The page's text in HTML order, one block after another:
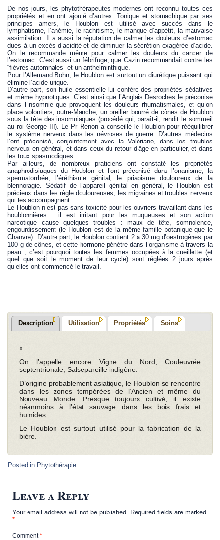
De nos jours, les phytothérapeutes modernes ont reconnu toutes ces
propriétés et en ont ajouté d’autres. Tonique et stomachique par ses
principes amers, le Houblon est utilisé avec succès dans le
lymphatisme, l’anémie, le rachitisme, le manque d’appétit, la mauvaise
assimilation. Il a aussi la réputation de calmer les douleurs d’estomac
dues à un excès d’acidité et de diminuer la sécrétion exagérée d’acide.
On le recommande même pour calmer les douleurs du cancer de
l’estomac. C’est aussi un fébrifuge, que Cazin recommandait contre les
“fièvres automnales” et un anthelminthique.
Pour l’Allemand Bohn, le Houblon est surtout un diurétique puissant qui
élimine l’acide urique.
D’autre part, son huile essentielle lui confère des propriétés sédatives
et même hypnotiques. C’est ainsi que l’Anglais Desroches le préconise
dans l’insomnie que provoquent les douleurs rhumatismales, et qu’on
place volontiers, outre-Manche, un oreiller bourré de cônes de Houblon
sous la tête des insomniaques (procédé qui, paraît-il, rendit le sommeil
au roi George III). Le Pr Renon a conseillé le Houblon pour rééquilibrer
le système nerveux dans les névroses de guerre. D’autres médecins
l’ont préconisé, conjointement avec la Valériane, dans les troubles
nerveux en général, et dans ceux du retour d’âge en particulier, et dans
les toux spasmodiques.
Par ailleurs, de nombreux praticiens ont constaté les propriétés
anaphrodisiaques du Houblon et l’ont préconisé dans l’onanisme, la
spermatorrhée, l’éréthisme génital, le priapisme douloureux de la
blennoragie. Sédatif de l’appareil génital en général, le Houblon est
précieux dans les règle douloureuses, les migraines et troubles nerveux
qui les accompagnent.
Le Houblon n’est pas sans toxicité pour les ouvriers travaillant dans les
houblonnières : il est irritant pour les muqueuses et son action
narcotique cause quelques troubles : maux de tête, somnolence,
engourdissement (le Houblon est de la même famille botanique que le
Chanvre). D’autre part, le Houblon contient 2 à 30 mg d’oestrogènes par
100 g de cônes, et cette hormone pénètre dans l’organisme à travers la
peau ; c’est pourquoi toutes les femmes occupées à la cueillette (et
quel que soit le moment de leur cycle) sont réglées 2 jours après
qu’elles ont commencé le travail.
Description Utilisation Propriétés Soins
x
On l’appelle encore Vigne du Nord, Couleuvrée
septentrionale, Salsepareille indigène.
D’origine probablement asiatique, le Houblon se rencontre
dans les zones tempérées de l’Ancien et même du
Nouveau Monde. Presque toujours cultivé, il existe
néanmoins à l’état sauvage dans les bois frais et
humides.
Le Houblon est surtout utilisé pour la fabrication de la
bière.
Posted in Phytothérapie
Leave a Reply
Your email address will not be published. Required fields are marked
*
Comment*